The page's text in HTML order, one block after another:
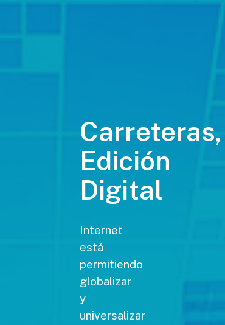
Carreteras,
Edición
Digital
Internet
está
permitiendo
globalizar
y
universalizar